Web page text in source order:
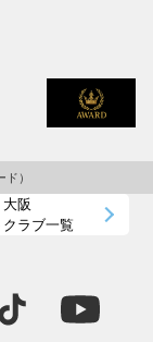
）
大阪
ラブ一覧